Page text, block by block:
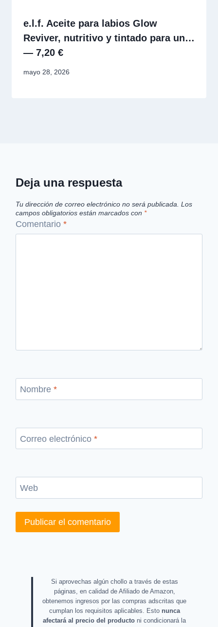
e.l.f. Aceite para labios Glow
Reviver, nutritivo y tintado para un…
— 7,20 €
mayo 28, 2026
Deja una respuesta
Tu dirección de correo electrónico no será publicada. Los
campos obligatorios están marcados con *
Comentario *
Nombre *
Correo electrónico *
Web
Si aprovechas algún chollo a través de estas
páginas, en calidad de Afiliado de Amazon,
obtenemos ingresos por las compras adscritas que
cumplan los requisitos aplicables. Esto nunca
afectará al precio del producto ni condicionará la